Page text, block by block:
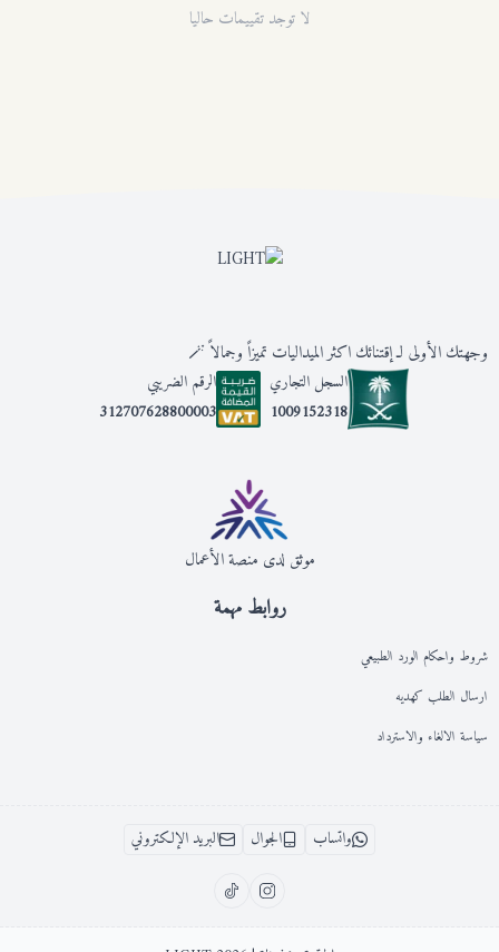
لا توجد تقييمات حاليا
روابط مهمة
شروط واحكام الورد الطبيعي
ارسال الطلب كهديه
سياسة الالغاء والاسترداد
وجهتك الأولى لـ إقتنائك اكثر الميداليات تميزاً وجمالاً 🪄
السجل التجاري
1009152318
الرقم الضريبي
312707628800003
موثق لدى منصة الأعمال
واتساب الجوال البريد الإلكتروني